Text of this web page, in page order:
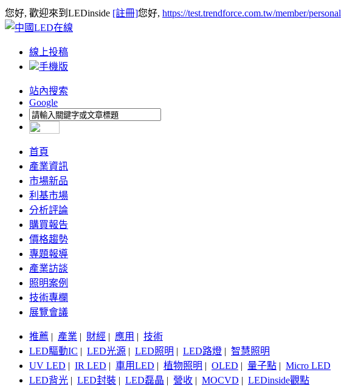
您好, 歡迎來到LEDinside [註冊]您好, https://test.trendforce.com.tw/member/personal
線上投稿
手機版
站內搜索
Google
首頁
產業資訊
市場新品
利基市場
分析評論
購買報告
價格趨勢
專題報導
產業訪談
照明案例
技術專欄
展覽會議
推薦 | 產業 | 財經 | 應用 | 技術
LED驅動IC | LED光源 | LED照明 | LED路燈 | 智慧照明
UV LED | IR LED | 車用LED | 植物照明 | OLED | 量子點 | Micro LED
LED背光 | LED封裝 | LED磊晶 | 營收 | MOCVD | LEDinside觀點